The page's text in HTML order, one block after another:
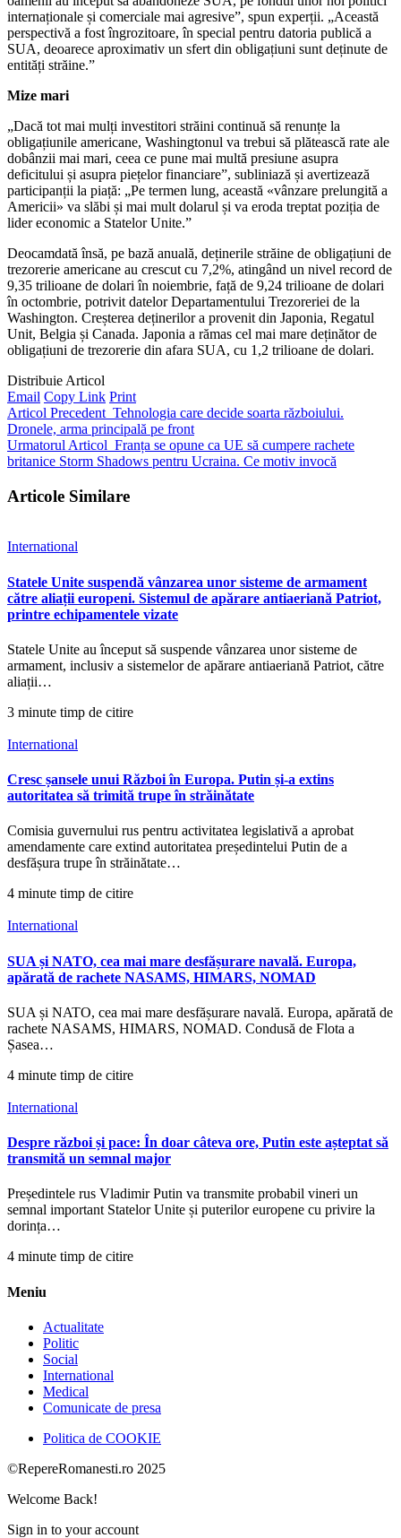
internaționale și comerciale mai agresive”, spun experții. „Această
perspectivă a fost îngrozitoare, în special pentru datoria publică a
SUA, deoarece aproximativ un sfert din obligațiuni sunt deținute de
entități străine.”
Mize mari
„Dacă tot mai mulți investitori străini continuă să renunțe la
obligațiunile americane, Washingtonul va trebui să plătească rate ale
dobânzii mai mari, ceea ce pune mai multă presiune asupra
deficitului și asupra piețelor financiare”, subliniază și avertizează
participanții la piață: „Pe termen lung, această «vânzare prelungită a
Americii» va slăbi și mai mult dolarul și va eroda treptat poziția de
lider economic a Statelor Unite.”
Deocamdată însă, pe bază anuală, deținerile străine de obligațiuni de
trezorerie americane au crescut cu 7,2%, atingând un nivel record de
9,35 trilioane de dolari în noiembrie, față de 9,24 trilioane de dolari
în octombrie, potrivit datelor Departamentului Trezoreriei de la
Washington. Creșterea deținerilor a provenit din Japonia, Regatul
Unit, Belgia și Canada. Japonia a rămas cel mai mare deținător de
obligațiuni de trezorerie din afara SUA, cu 1,2 trilioane de dolari.
Distribuie Articol
Email Copy Link Print
Articol Precedent Tehnologia care decide soarta războiului.
Dronele, arma principală pe front
Urmatorul Articol Franța se opune ca UE să cumpere rachete
britanice Storm Shadows pentru Ucraina. Ce motiv invocă
Articole Similare
International
Statele Unite suspendă vânzarea unor sisteme de armament
către aliații europeni. Sistemul de apărare antiaeriană Patriot,
printre echipamentele vizate
Statele Unite au început să suspende vânzarea unor sisteme de
armament, inclusiv a sistemelor de apărare antiaeriană Patriot, către
aliații…
3 minute timp de citire
International
Cresc șansele unui Război în Europa. Putin și-a extins
autoritatea să trimită trupe în străinătate
Comisia guvernului rus pentru activitatea legislativă a aprobat
amendamente care extind autoritatea președintelui Putin de a
desfășura trupe în străinătate…
4 minute timp de citire
International
SUA și NATO, cea mai mare desfășurare navală. Europa,
apărată de rachete NASAMS, HIMARS, NOMAD
SUA și NATO, cea mai mare desfășurare navală. Europa, apărată de
rachete NASAMS, HIMARS, NOMAD. Condusă de Flota a
Șasea…
4 minute timp de citire
International
Despre război și pace: În doar câteva ore, Putin este așteptat să
transmită un semnal major
Președintele rus Vladimir Putin va transmite probabil vineri un
semnal important Statelor Unite și puterilor europene cu privire la
dorința…
4 minute timp de citire
Meniu
Actualitate
Politic
Social
International
Medical
Comunicate de presa
Politica de COOKIE
©RepereRomanesti.ro 2025
Welcome Back!
Sign in to your account